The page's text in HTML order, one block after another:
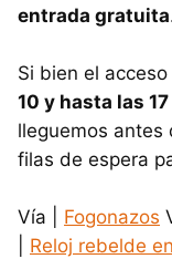
entrada gratuita
Si bien el
10 y hasta las
lleguemos antes
filas de espera
Vía | Fogonazos
Reloj rebelde